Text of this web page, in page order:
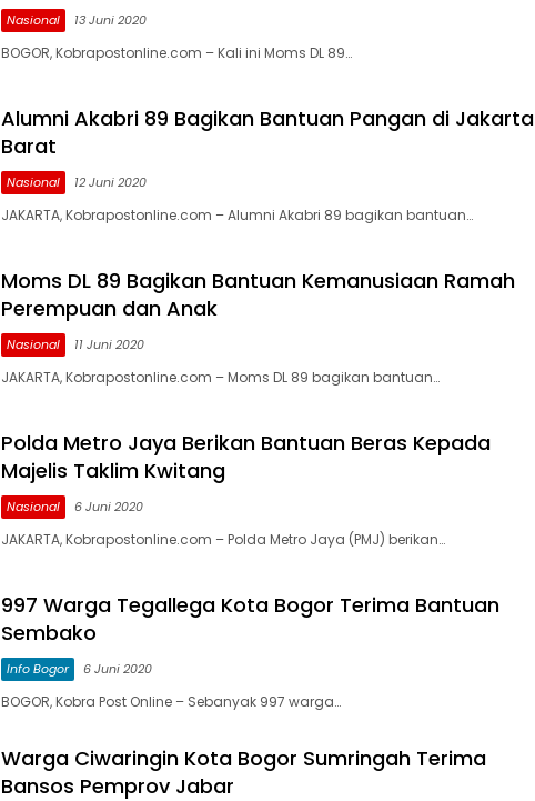
Nasional 13 Juni 2020
BOGOR, Kobrapostonline.com – Kali ini Moms DL 89…
Alumni Akabri 89 Bagikan Bantuan Pangan di Jakarta
Barat
Nasional 12 Juni 2020
JAKARTA, Kobrapostonline.com – Alumni Akabri 89 bagikan bantuan…
Moms DL 89 Bagikan Bantuan Kemanusiaan Ramah
Perempuan dan Anak
Nasional 11 Juni 2020
JAKARTA, Kobrapostonline.com – Moms DL 89 bagikan bantuan…
Polda Metro Jaya Berikan Bantuan Beras Kepada
Majelis Taklim Kwitang
Nasional 6 Juni 2020
JAKARTA, Kobrapostonline.com ­– Polda Metro Jaya (PMJ) berikan…
997 Warga Tegallega Kota Bogor Terima Bantuan
Sembako
Info Bogor 6 Juni 2020
BOGOR, Kobra Post Online – Sebanyak 997 warga…
Warga Ciwaringin Kota Bogor Sumringah Terima
Bansos Pemprov Jabar